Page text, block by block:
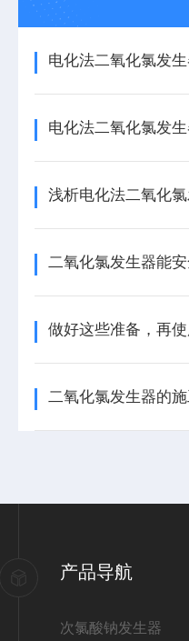
产品导航
次氯酸钠发生器